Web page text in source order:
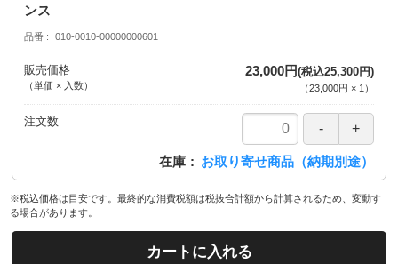
ンス
品番 010-0010-00000000601
販売価格
（単価 × 入数）
23,000円(税込25,300円)
（23,000円 × 1 ）
注文数
在庫 お取り寄せ商品（納期別途）
※税込価格は目安です。最終的な消費税額は税抜合計額から計算されるため、変動す
る場合があります。
カートに入れる